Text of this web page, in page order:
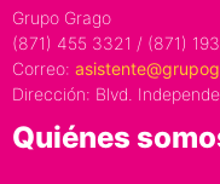
Grupo Grago
(871) 455 3321 / (871)
Correo:
Dirección: Blvd.
Quiénes